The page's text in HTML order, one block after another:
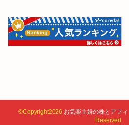
©Copyright2026 お気楽主婦の株とアフ
Reserved.